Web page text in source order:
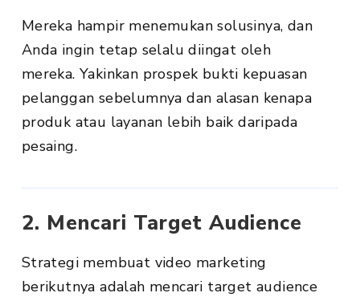
Mereka hampir menemukan solusinya, dan
Anda ingin tetap selalu diingat oleh
mereka. Yakinkan prospek bukti kepuasan
pelanggan sebelumnya dan alasan kenapa
produk atau layanan lebih baik daripada
pesaing.
2. Mencari Target Audience
Strategi membuat video marketing
berikutnya adalah mencari target audience